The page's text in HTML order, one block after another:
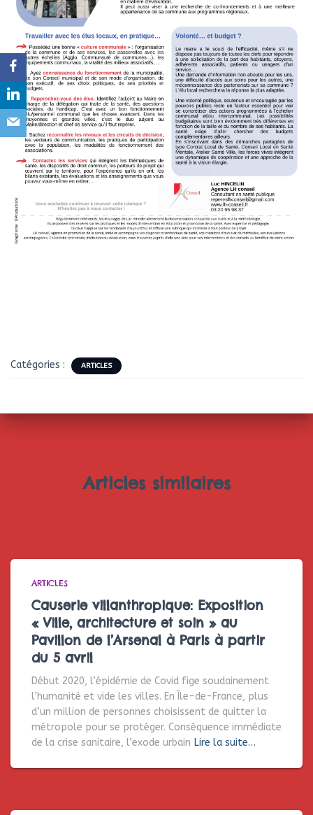
Catégories : ARTICLES
Articles similaires
ARTICLES
Causerie villanthropique: Exposition
« Ville, architecture et soin » au
Pavillon de l’Arsenal à Paris à partir
du 5 avril
Début 2020, l’épidémie de Covid fige soudainement
l’humanité et vide les villes. En Île-de-France, plus
d’un million de personnes choisissent de quitter la
métropole pour se protéger. Conséquence immédiate
de la crise sanitaire, l’exode urbain Lire la suite…